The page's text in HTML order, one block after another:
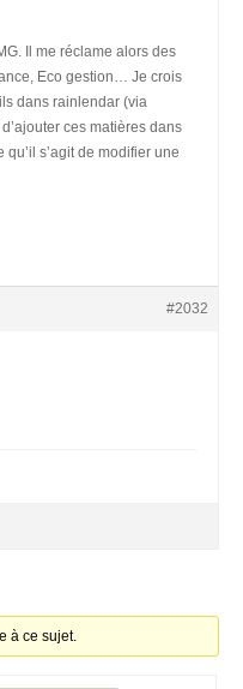
Il me réclame alors des
Eco gestion… Je crois
dans rainlendar (via
ces matières dans
s’agit de modifier une
#2032
à ce sujet.